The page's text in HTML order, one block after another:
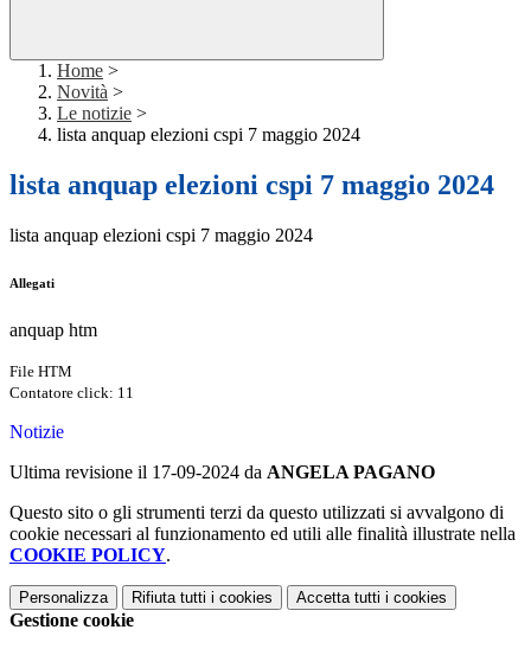
Home >
Novità >
Le notizie >
lista anquap elezioni cspi 7 maggio 2024
lista anquap elezioni cspi 7 maggio 2024
lista anquap elezioni cspi 7 maggio 2024
Allegati
anquap htm
File HTM
Contatore click: 11
Notizie
Ultima revisione il 17-09-2024 da ANGELA PAGANO
Questo sito o gli strumenti terzi da questo utilizzati si avvalgono di
cookie necessari al funzionamento ed utili alle finalità illustrate nella
COOKIE POLICY.
Personalizza Rifiuta tutti i cookies Accetta tutti i cookies
Gestione cookie